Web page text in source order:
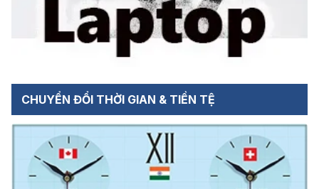
CHUYỂN ĐỔI THỜI GIAN & TIỀN TỆ